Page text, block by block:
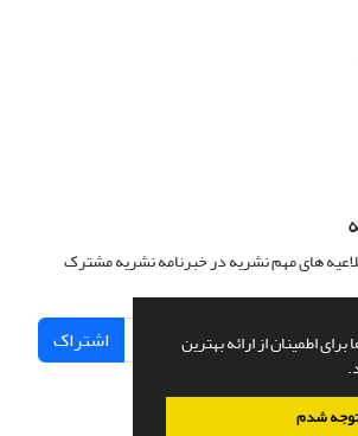
اطمینان از ارائه بهترین
شدم
های مهم نشریه در خبرنامه نشریه مشترک
اشتراک